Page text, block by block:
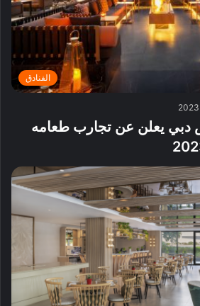
الفنادق
دبي يعلن عن تجارب طعامه